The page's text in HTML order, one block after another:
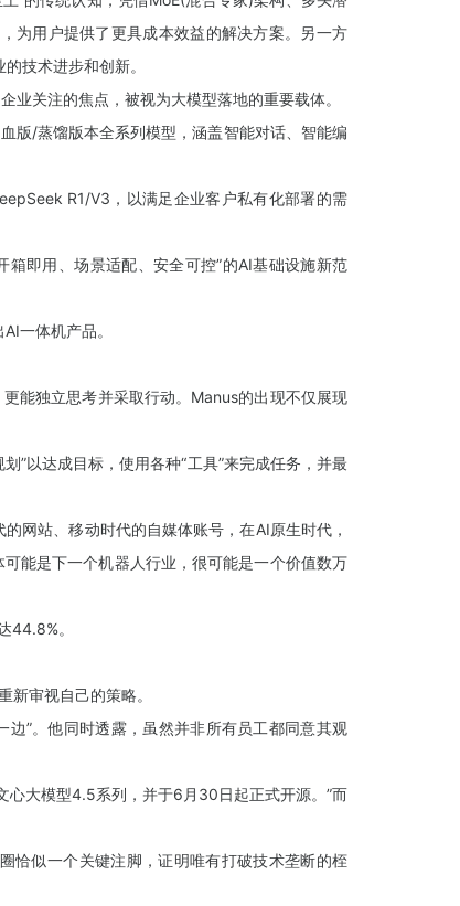
为用户提供了更具成本效益的解决方案。另一方
技术进步和创新。
关注的焦点，被视为大模型落地的重要载体。
/蒸馏版本全系列模型，涵盖智能对话、智能编
R1/V3，以满足企业客户私有化部署的需
即用、场景适配、安全可控”的AI基础设施新范
一体机产品。
能独立思考并采取行动。Manus的出现不仅展现
以达成目标，使用各种“工具”来完成任务，并最
网站、移动时代的自媒体账号，在AI原生时代，
能是下一个机器人行业，很可能是一个价值数万
。
审视自己的策略。
”。他同时透露，虽然并非所有员工都同意其观
大模型4.5系列，并于6月30日起正式开源。”而
似一个关键注脚，证明唯有打破技术垄断的桎